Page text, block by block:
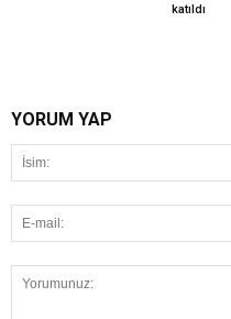
katıldı
YORUM YAP